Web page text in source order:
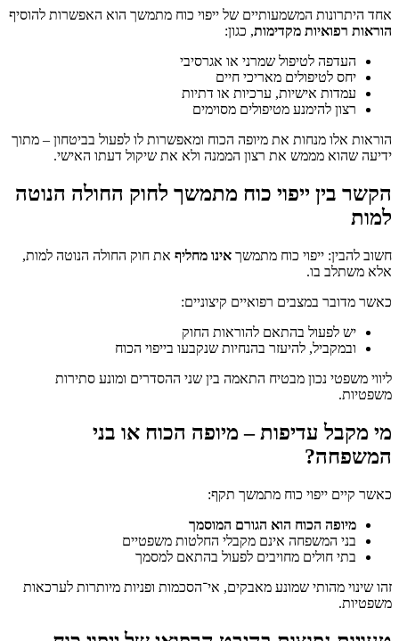
אחד היתרונות המשמעותיים של ייפוי כוח מתמשך הוא האפשרות להוסיף
הוראות רפואיות מקדימות, כגון:
העדפה לטיפול שמרני או אגרסיבי
יחס לטיפולים מאריכי חיים
עמדות אישיות, ערכיות או דתיות
רצון להימנע מטיפולים מסוימים
הוראות אלו מנחות את מיופה הכוח ומאפשרות לו לפעול בביטחון – מתוך
ידיעה שהוא מממש את רצון הממנה ולא את שיקול דעתו האישי.
הקשר בין ייפוי כוח מתמשך לחוק החולה הנוטה
למות
חשוב להבין: ייפוי כוח מתמשך אינו מחליף את חוק החולה הנוטה למות,
אלא משתלב בו.
כאשר מדובר במצבים רפואיים קיצוניים:
יש לפעול בהתאם להוראות החוק
ובמקביל, להיעזר בהנחיות שנקבעו בייפוי הכוח
ליווי משפטי נכון מבטיח התאמה בין שני ההסדרים ומונע סתירות
משפטיות.
מי מקבל עדיפות – מיופה הכוח או בני
המשפחה?
כאשר קיים ייפוי כוח מתמשך תקף:
מיופה הכוח הוא הגורם המוסמך
בני המשפחה אינם מקבלי החלטות משפטיים
בתי חולים מחויבים לפעול בהתאם למסמך
זהו שינוי מהותי שמונע מאבקים, אי־הסכמות ופניות מיותרות לערכאות
משפטיות.